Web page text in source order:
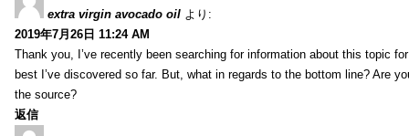
extra virgin avocado oil より:
2019年7月26日 11:24 AM
Thank you, I’ve recently been searching for information about this topic
best I’ve discovered so far. But, what in regards to the bottom line? Are
the source?
返信